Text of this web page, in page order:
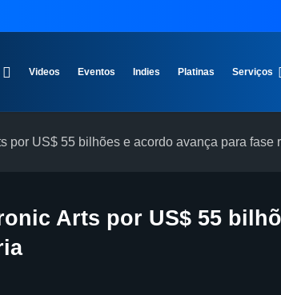
Videos Eventos Indies Platinas Serviços
por US$ 55 bilhões e acordo avança para fase
Arts por US$ 55